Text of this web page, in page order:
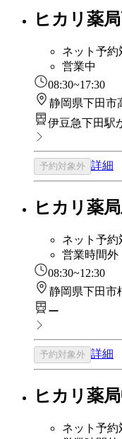
ヒカリ薬
ネット予約
営業中
08:30~17:30
静岡県下田市
伊豆急下田駅
予約対象外 詳細
ヒカリ薬
ネット予約
営業時間外
08:30~12:30
静岡県下田市
ー
予約対象外 詳細
ヒカリ薬
ネット予約